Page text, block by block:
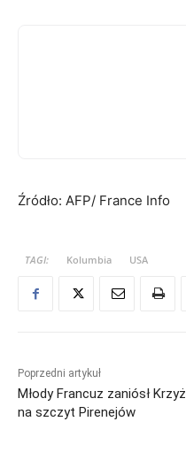
Źródło: AFP/ France Info
TAGI: Kolumbia USA
Poprzedni artykuł
Młody Francuz zaniósł Krzyż
na szczyt Pirenejów